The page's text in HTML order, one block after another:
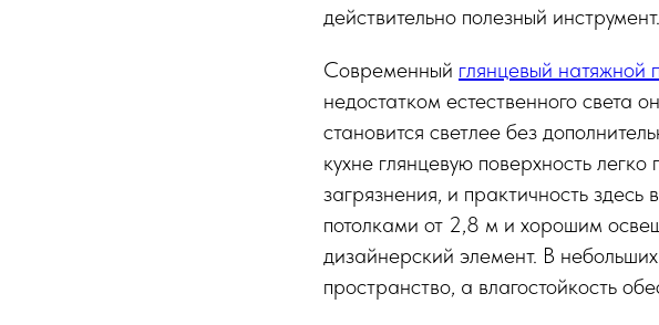
действительно полезный инструмент.
Современный глянцевый натяжной
недостатком естественного света
становится светлее без
кухне глянцевую поверхность
загрязнения, и практичность
потолками от 2,8 м и хорошим
дизайнерский элемент. В
пространство, а влагостойкость